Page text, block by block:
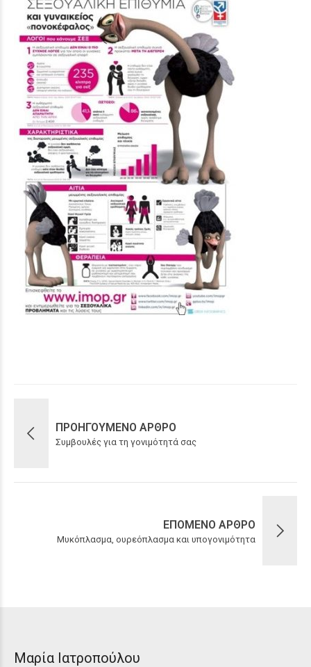
ΠΡΟΗΓΟΥΜΕΝΟ ΑΡΘΡΟ
Συμβουλές για τη γονιμότητά σας
ΕΠΟΜΕΝΟ ΑΡΘΡΟ
Μυκόπλασμα, ουρεόπλασμα και υπογονιμότητα
Μαρία Ιατροπούλου